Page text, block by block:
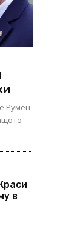
Румен
в